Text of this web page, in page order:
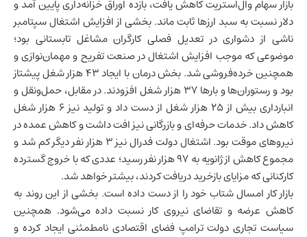
بازار سهام وال‌استریت کاهش یافت، بازده اوراق خزانه‌داری پایین آمد و
دلار نسبت به سبد ارزها ثابت ماند. بخشی از افزایش اشتغال سپتامبر
ناشی از دشواری در تعدیل فصلی کارگران مشاغل تابستانی بود؛
موضوعی که موجب افزایش اشتغال در صنعت تفریح و مهمان‌نوازی و
همچنینخرده‌فروشی
شد. بخش درمان با ایجاد ۴۳ هزار شغل پیشتاز
بود و رستوران‌ها و بارها ۳۷ هزار شغل افزودند. در مقابل، حمل‌ونقل و
انبارداری بیش از ۲۵ هزار شغل از دست داد و تولید نیز ۶ هزار شغل
کاهش داد. خدمات حرفه‌ای و بازرگانی نیز افت داشت و کاهش عمده در
نیروهای موقت بود. اشتغال دولت فدرال نیز ۳ هزار نفر دیگر کم شد و
مجموع کاهش از ژانویه به ۹۷ هزار نفر رسید؛ عددی که با خروج گسترده
کارکنانی که مزایای بازخرید دریافت کردند، بیشتر خواهد شد.
بازار کار امسال شتاب خود را از دست داده است. بخشی از این روند به
کاهش عرضه و تقاضای نیروی کار نسبت داده می‌شود. همچنین
سیاست تجاری دولت ترامپ فضای اقتصادی نامطمئنی ایجاد کرده و